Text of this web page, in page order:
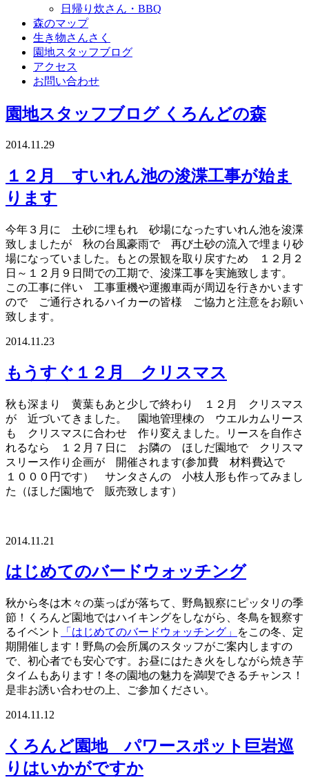
日帰り炊さん・BBQ
森のマップ
生き物さんさく
園地スタッフブログ
アクセス
お問い合わせ
園地スタッフブログ くろんどの森
2014.11.29
１２月 すいれん池の浚渫工事が始ま
ります
今年３月に 土砂に埋もれ 砂場になったすいれん池を浚渫
致しましたが 秋の台風豪雨で 再び土砂の流入で埋まり砂
場になっていました。もとの景観を取り戻すため １２月２
日～１２月９日間での工期で、浚渫工事を実施致します。
この工事に伴い 工事重機や運搬車両が周辺を行きかいます
ので ご通行されるハイカーの皆様 ご協力と注意をお願い
致します。
2014.11.23
もうすぐ１２月 クリスマス
秋も深まり 黄葉もあと少しで終わり １２月 クリスマス
が 近づいてきました。 園地管理棟の ウエルカムリース
も クリスマスに合わせ 作り変えました。リースを自作さ
れるなら １２月７日に お隣の ほしだ園地で クリスマ
スリース作り企画が 開催されます(参加費 材料費込で
１０００円です） サンタさんの 小枝人形も作ってみまし
た（ほしだ園地で 販売致します）
2014.11.21
はじめてのバードウォッチング
秋から冬は木々の葉っぱが落ちて、野鳥観察にピッタリの季
節！くろんど園地ではハイキングをしながら、冬鳥を観察す
るイベント
「はじめてのバードウォッチング」
をこの冬、定
期開催します！野鳥の会所属のスタッフがご案内しますの
で、初心者でも安心です。お昼にはたき火をしながら焼き芋
タイムもあります！冬の園地の魅力を満喫できるチャンス！
是非お誘い合わせの上、ご参加ください。
2014.11.12
くろんど園地 パワースポット巨岩巡
りはいかがですか